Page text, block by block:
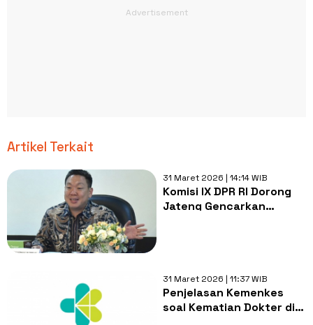
Artikel Terkait
31 Maret 2026 | 14:14 WIB
Komisi IX DPR RI Dorong
Jateng Gencarkan
31 Maret 2026 | 11:37 WIB
Penjelasan Kemenkes
soal Kematian Dokter di